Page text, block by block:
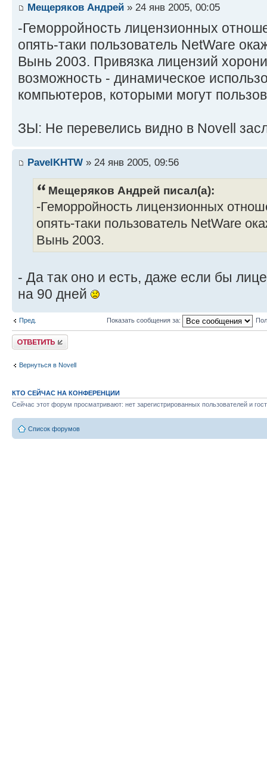
Мещеряков Андрей » 24 янв 2005, 00:05
-Геморройность лицензионных
опять-таки пользователь NetWare
Вынь 2003. Привязка лицензий
возможность - динамическое
компьютеров, которыми могут
ЗЫ: Не перевелись видно в Novell
PavelKHTW » 24 янв 2005, 09:56
Мещеряков Андрей писал(а):
-Геморройность лицензионных
опять-таки пользователь NetWare
Вынь 2003.
- Да так оно и есть, даже если бы
на 90 дней
Пред. Показать сообщения за:
Ответить
Вернуться в Novell
КТО СЕЙЧАС НА КОНФЕРЕНЦИИ
Сейчас этот форум просматривают: нет зарегистрированных пользователей и
Список форумов